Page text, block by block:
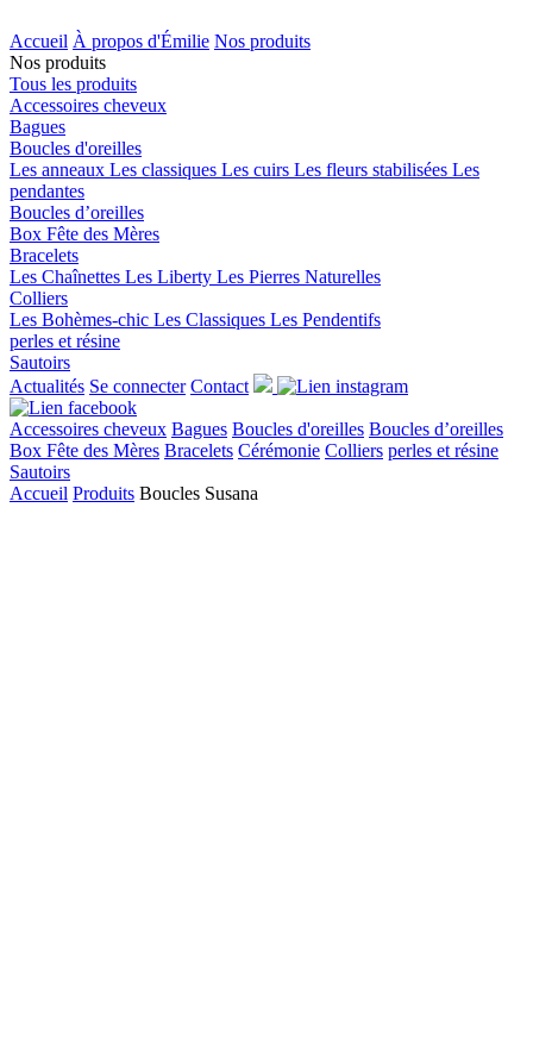
Accueil À propos d'Émilie Nos produits
Nos produits
Tous les produits
Accessoires cheveux
Bagues
Boucles d'oreilles
Les anneaux Les classiques Les cuirs Les fleurs stabilisées Les
pendantes
Boucles d’oreilles
Box Fête des Mères
Bracelets
Les Chaînettes Les Liberty Les Pierres Naturelles
Colliers
Les Bohèmes-chic Les Classiques Les Pendentifs
perles et résine
Sautoirs
Actualités Se connecter Contact
Accessoires cheveux Bagues Boucles d'oreilles Boucles d’oreilles
Box Fête des Mères Bracelets Cérémonie Colliers perles et résine
Sautoirs
Accueil Produits Boucles Susana